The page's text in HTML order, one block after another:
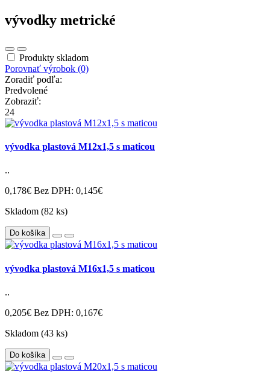
vývodky metrické
Produkty skladom
Porovnať výrobok (0)
Zoradiť podľa:
Predvolené
Zobraziť:
24
vývodka plastová M12x1,5 s maticou
..
0,178€ Bez DPH: 0,145€
Skladom (82 ks)
Do košíka
vývodka plastová M16x1,5 s maticou
..
0,205€ Bez DPH: 0,167€
Skladom (43 ks)
Do košíka